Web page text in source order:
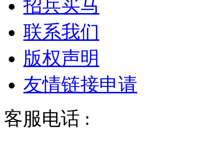
招兵买马
联系我们
版权声明
友情链接申请
客服电话 :